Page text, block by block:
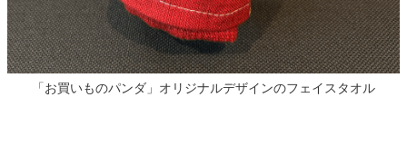
「お買いものパンダ」オリジナルデザインのフェイスタオル